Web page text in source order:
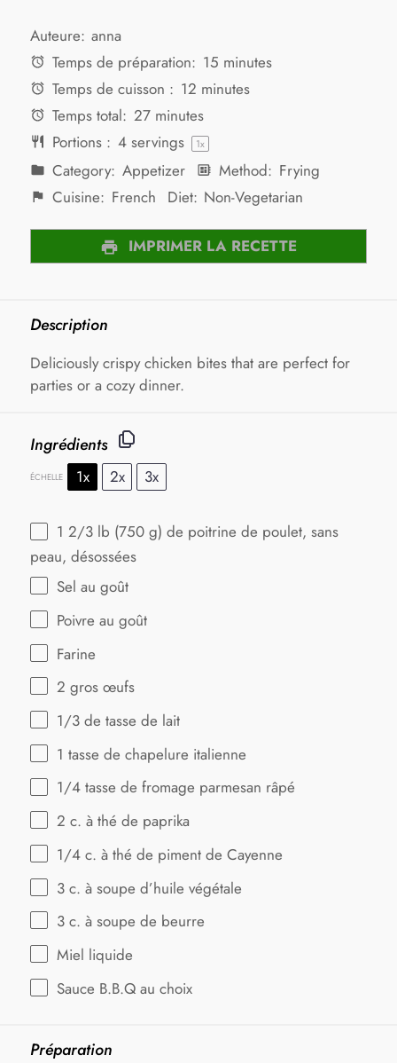
Auteure: anna
Temps de préparation: 15 minutes
Temps de cuisson : 12 minutes
Temps total: 27 minutes
Portions : 4servings 1x
Category: Appetizer Method: Frying
Cuisine: French Diet: Non-Vegetarian
IMPRIMER LA RECETTE
Description
Deliciously crispy chicken bites that are perfect for
parties or a cozy dinner.
Ingrédients
ÉCHELLE 1x 2x 3x
1 2/3 lb (750 g) de poitrine de poulet, sans
peau, désossées
Sel au goût
Poivre au goût
Farine
2 gros œufs
1/3 de tasse de lait
1 tasse de chapelure italienne
1/4 tasse de fromage parmesan râpé
2 c. à thé de paprika
1/4 c. à thé de piment de Cayenne
3 c. à soupe d’huile végétale
3 c. à soupe de beurre
Miel liquide
Sauce B.B.Q au choix
Préparation